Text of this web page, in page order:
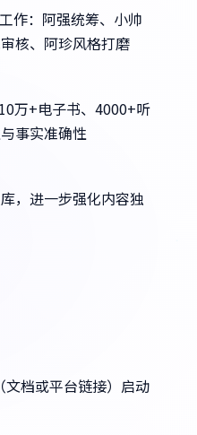
作：阿强统筹、小帅
核、阿珍风格打磨
万+电子书、4000+听
事实准确性
，进一步强化内容独
档或平台链接）启动